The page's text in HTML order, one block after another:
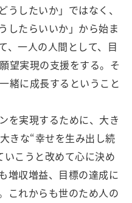
うしたいか」ではなく、
したらいいか」から始ま
、一人の人間として、目
望実現の支援をする。そ
緒に成長するということ
を実現するために、大き
きな“幸せを生み出し続
いこうと改めて心に決め
増収増益、目標の達成に
これからも世のため人の